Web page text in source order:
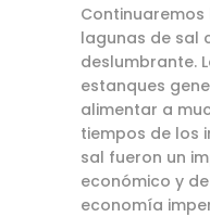
lagunas de sal
deslumbrante.
estanques
alimentar a
tiempos de los
sal fueron un
económico y
economía